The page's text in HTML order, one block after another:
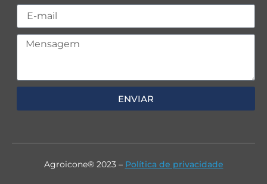
ENVIAR
Agroicone® 2023 – Política de privacidade